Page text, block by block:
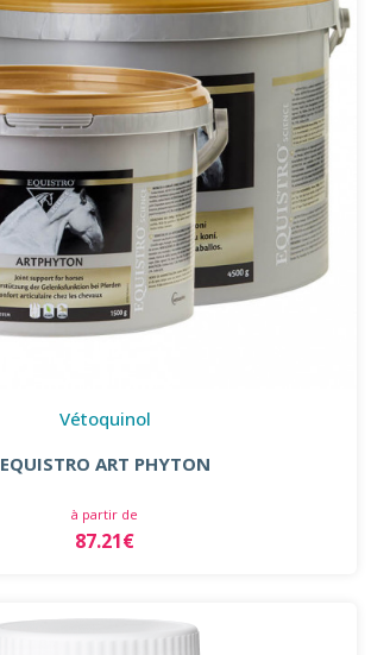
Vétoquinol
EQUISTRO ART PHYTON
à partir de
87.21€